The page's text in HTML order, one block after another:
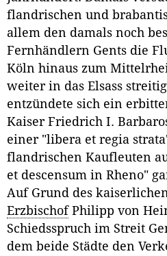
flandrischen und
allem den damals noch
Fernhändlern Gents die
Köln hinaus zum
weiter in das Elsass
entzündete sich ein
Kaiser Friedrich I.
einer "libera et regia
flandrischen Kaufleuten
et descensum in Rheno"
Auf Grund des
ErzbischofPhilipp von
Schiedsspruch im Streit
dem beide Städte den